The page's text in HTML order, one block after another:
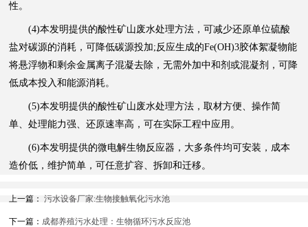
性。
(4)本发明提供的酸性矿山废水处理方法，可减少还原单位硫酸
盐对碳源的消耗，可降低碳源投加;反应生成的Fe(OH)3胶体絮凝物能
将悬浮物和剩余金属离子混凝去除，无需外加中和剂或混凝剂，可降
低成本投入和能源消耗。
(5)本发明提供的酸性矿山废水处理方法，取材方便、操作简
单、处理能力强、还原速率高，可在实际工程中应用。
(6)本发明提供的微电解生物反应器，大多条件均可安装，成本
造价低，维护简单，可任意扩容、拆卸和迁移。
上一篇： 污水设备厂家:生物接触氧化污水池
下一篇： 成都养殖污水处理：生物循环污水反应池